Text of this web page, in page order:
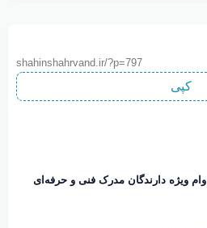
shahinshahrvand.ir/?p=797
کپی
وام ویژه دارندگان مدرک فنی و حرفه‌ای